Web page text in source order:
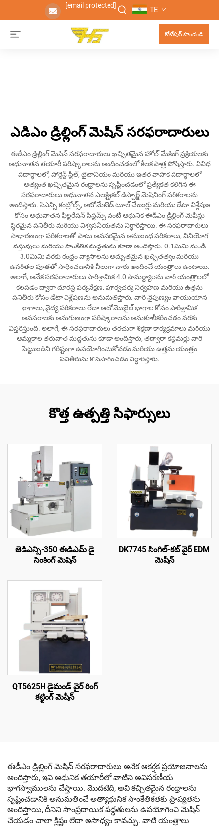
[email protected] TE
కోటేషన్ పొందండి
ఎడిఎం డ్రిల్లింగ్ మెషిన్ సరఫరాదారులు
ఈడీఎం డ్రిల్లింగ్ మెషిన్ సరఫరాదారులు ఖచ్చితమైన హోల్-మేకింగ్ ప్రక్రియలకు
అధునాతన తయారీ పరిష్కారాలను అందించడంలో కీలక పాత్ర పోషిస్తారు. వివిధ
పదార్థాలలో, హార్డెన్డ్ స్టీల్, టైటానియం మరియు ఇతర వాహక పదార్థాలలో
అత్యంత ఖచ్చితమైన రంధ్రాలను సృష్టించడంలో ప్రత్యేకత కలిగిన ఈ
సరఫరాదారులు అధునాతన ఎలక్ట్రికల్ డిస్చార్జ్ మెషినింగ్ పరికరాలను
అందిస్తారు. సిఎన్సి కంట్రోల్స్, ఆటోమేటెడ్ టూల్ చేంజర్లు మరియు డేటా విశ్లేషణ
కోసం అధునాతన ఫిల్టరేషన్ సిస్టమ్స్ వంటి ఆధునిక ఈడీఎం డ్రిల్లింగ్ మెషిన్లు
స్థిరమైన పనితీరు మరియు విశ్వసనీయతను నిర్ధారిస్తాయి. ఈ సరఫరాదారులు
సాధారణంగా పరికరాలతో పాటు అవసరమైన అనుబంధ పరికరాలు, వినియోగ
వస్తువులు మరియు సాంకేతిక మద్దతును కూడా అందిస్తారు. 0.1మిమి నుండి
3.0మిమి వరకు రంధ్రం వ్యాసాలను అద్భుతమైన ఖచ్చితత్వం మరియు
ఉపరితల పూతతో సాధించడానికి వీలుగా వారు అందించే యంత్రాలు ఉంటాయి.
అలాగే, అనేక సరఫరాదారులు పారిశ్రామిక 4.0 సామర్థ్యాలను వారి యంత్రాలలో
కలపడం ద్వారా దూరస్థ పర్యవేక్షణ, పూర్వచర్య నిర్వహణ మరియు ఉత్తమ
పనితీరు కోసం డేటా విశ్లేషణను అనుమతిస్తారు. వారి నైపుణ్యం వాయుయాన
భాగాలు, వైద్య పరికరాలు లేదా ఆటోమొబైల్ భాగాల కోసం పారిశ్రామిక
అవసరాలకు అనుగుణంగా పరిష్కారాలను అనుకూలీకరించడం వరకు
విస్తరిస్తుంది. అలాగే, ఈ సరఫరాదారులు తరచుగా శిక్షణా కార్యక్రమాలు మరియు
అమ్మకాల తరువాత మద్దతును కూడా అందిస్తారు, తద్వారా కస్టమర్లు వారి
పెట్టుబడిని గరిష్టంగా ఉపయోగించుకోవడం మరియు ఉత్తమ యంత్రం
పనితీరును కొనసాగించడం నిర్ధారిస్తారు.
కొత్త ఉత్పత్తి సిఫార్సులు
జెడిఎన్సి-350 ఈడిఎమ్ డై
సింకింగ్ మెషిన్
DK7745 సింగిల్-కట్ వైర్ EDM
మెషీన్
QT5625H డైమండ్ వైర్ రింగ్
కట్టింగ్ మెషీన్
ఈడీఎం డ్రిల్లింగ్ మెషిన్ సరఫరాదారులు అనేక ఆకర్షక ప్రయోజనాలను
అందిస్తారు, ఇవి ఆధునిక తయారీలో వాటిని అవిసరణీయ
భాగస్వాములను చేస్తాయి. మొదటిది, అవి కచ్చితమైన రంధ్రాలను
సృష్టించడానికి అనుమతించే అత్యాధునిక సాంకేతికతకు ప్రాప్యతను
అందిస్తాయి, దీనిని సాంప్రదాయిక పద్ధతులను ఉపయోగించి మెషిన్
చేయడం చాలా క్లిష్టం లేదా అసాధ్యం కావచ్చు. వాటి యంత్రాలు